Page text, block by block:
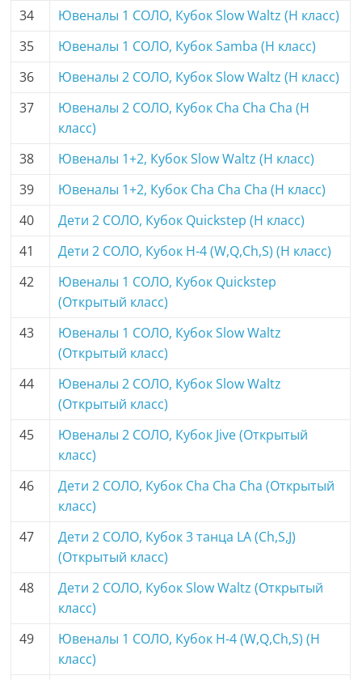
34
Ювеналы 1 СОЛО, Кубок Slow Waltz (H класс)
35
Ювеналы 1 СОЛО, Кубок Samba (H класс)
36
Ювеналы 2 СОЛО, Кубок Slow Waltz (H класс)
37
Ювеналы 2 СОЛО, Кубок Cha Cha Cha (H
класс)
38
Ювеналы 1+2, Кубок Slow Waltz (H класс)
39
Ювеналы 1+2, Кубок Cha Cha Cha (H класс)
40
Дети 2 СОЛО, Кубок Quickstep (H класс)
41
Дети 2 СОЛО, Кубок H-4 (W,Q,Ch,S) (H класс)
42
Ювеналы 1 СОЛО, Кубок Quickstep
(Открытый класс)
43
Ювеналы 1 СОЛО, Кубок Slow Waltz
(Открытый класс)
44
Ювеналы 2 СОЛО, Кубок Slow Waltz
(Открытый класс)
45
Ювеналы 2 СОЛО, Кубок Jive (Открытый
класс)
46
Дети 2 СОЛО, Кубок Cha Cha Cha (Открытый
класс)
47
Дети 2 СОЛО, Кубок 3 танца LA (Ch,S,J)
(Открытый класс)
48
Дети 2 СОЛО, Кубок Slow Waltz (Открытый
класс)
49
Ювеналы 1 СОЛО, Кубок H-4 (W,Q,Ch,S) (H
класс)